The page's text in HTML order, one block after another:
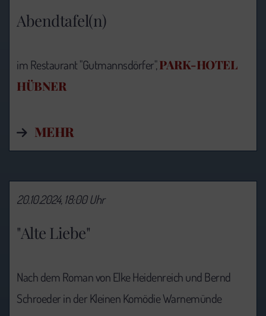
Abendtafel(n)
im Restaurant "Gutmannsdörfer",PARK-HOTEL
HÜBNER
MEHR
"Alte Liebe"
20.10.2024, 18:00 Uhr
Nach dem Roman von Elke Heidenreich und Bernd
Schroeder in der Kleinen Komödie Warnemünde